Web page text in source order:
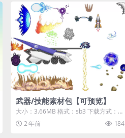
武器/技能素材包【可预览】
大小：3.66MB 格式：sb3 下载方式：本
地下载 游客购买后无需登录即可直接...
2 年前 184